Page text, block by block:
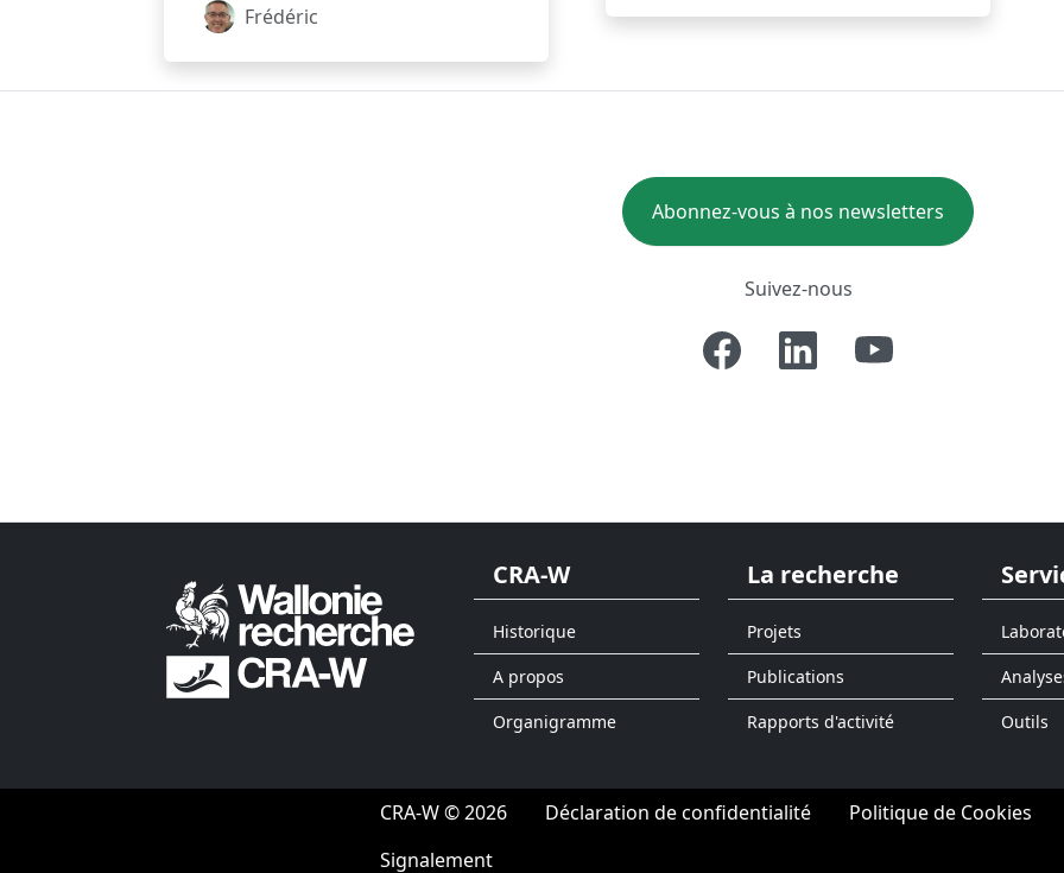
Frédéric
Abonnez-vous à nos newsletters
Suivez-nous
CRA-W
Historique
A propos
Organigramme
La recherche
Projets
Publications
Rapports d'activité
Outils
CRA-W © 2026 Déclaration de confidentialité Politique de Cookies
Signalement